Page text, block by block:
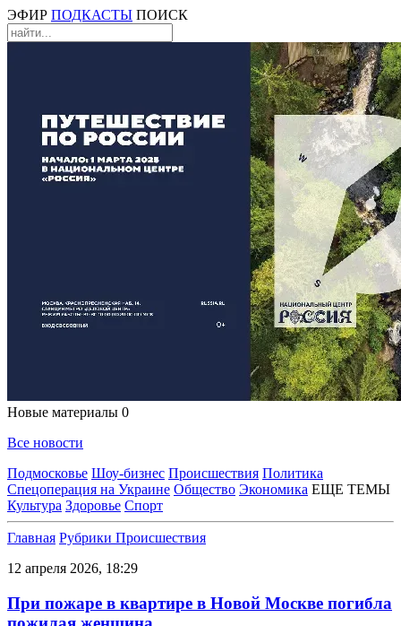
ЭФИР ПОДКАСТЫ ПОИСК
Новые материалы 0
Все новости
Подмосковье Шоу-бизнес Происшествия Политика
Спецоперация на Украине Общество Экономика ЕЩЕ ТЕМЫ
Культура Здоровье Спорт
Главная Рубрики Происшествия
12 апреля 2026, 18:29
При пожаре в квартире в Новой Москве погибла